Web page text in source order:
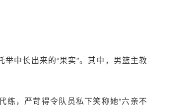
中长出来的“果实”。其中，男篮主教
，严苛得令队员私下笑称她“六亲不